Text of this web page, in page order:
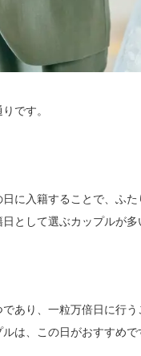
です。
に入籍することで、ふ
として選ぶカップルが多
あり、一粒万倍日に行
は、この日がおすすめで